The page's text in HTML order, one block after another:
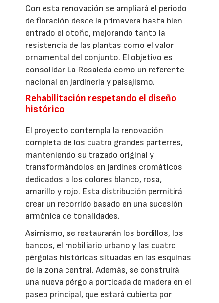
Con esta renovación se ampliará el periodo
de floración desde la primavera hasta bien
entrado el otoño, mejorando tanto la
resistencia de las plantas como el valor
ornamental del conjunto. El objetivo es
consolidar La Rosaleda como un referente
nacional en jardinería y paisajismo.
Rehabilitación respetando el diseño
histórico
El proyecto contempla la renovación
completa de los cuatro grandes parterres,
manteniendo su trazado original y
transformándolos en jardines cromáticos
dedicados a los colores blanco, rosa,
amarillo y rojo. Esta distribución permitirá
crear un recorrido basado en una sucesión
armónica de tonalidades.
Asimismo, se restaurarán los bordillos, los
bancos, el mobiliario urbano y las cuatro
pérgolas históricas situadas en las esquinas
de la zona central. Además, se construirá
una nueva pérgola porticada de madera en el
paseo principal, que estará cubierta por